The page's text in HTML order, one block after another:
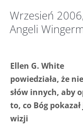
Wrzesień
Angeli
Ellen G. White
powiedziała, że
słów innych, aby
to, co Bóg
wizji